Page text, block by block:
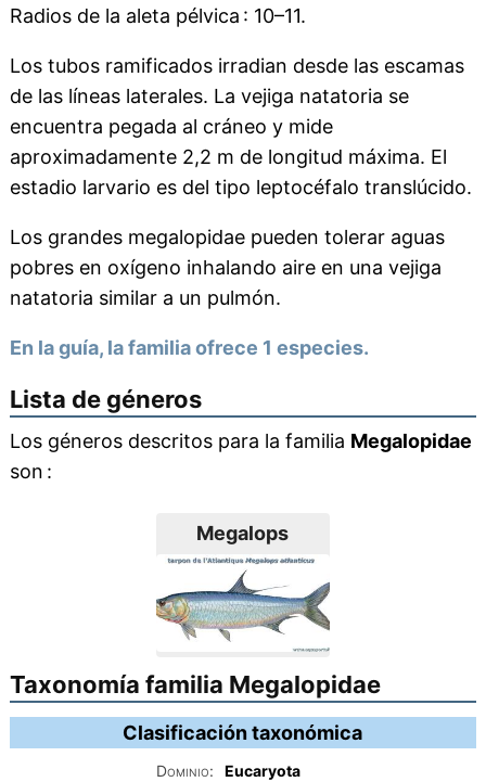
Radios de la aleta pélvica : 10–11.
Los tubos ramificados irradian desde las escamas
de las líneas laterales. La vejiga natatoria se
encuentra pegada al cráneo y mide
aproximadamente 2,2 m de longitud máxima. El
estadio larvario es del tipo leptocéfalo translúcido.
Los grandes megalopidae pueden tolerar aguas
pobres en oxígeno inhalando aire en una vejiga
natatoria similar a un pulmón.
En la guía, la familia ofrece 1 especies.
Lista de géneros
Los géneros descritos para la familia Megalopidae
son :
Megalops
Taxonomía familia Megalopidae
Clasificación taxonómica
Dominio: Eucaryota